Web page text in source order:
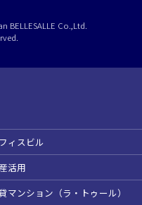
Co.,Ltd.
ィスビル
活用
マンション（ラ・トゥール）